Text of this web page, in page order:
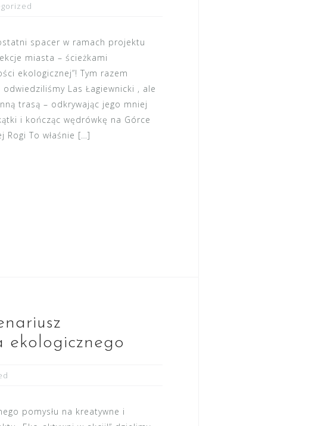
spacer w ramach projektu
miasta – ścieżkami
ekologicznej”! Tym razem
Las Łagiewnicki , ale
trasą – odkrywając jego mniej
i kończąc wędrówkę na Górce
Rogi To właśnie […]
ekologicznego
pomysłu na kreatywne i